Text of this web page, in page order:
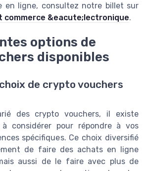
en ligne, consultez notre billet sur
commerce &eacute;lectronique.
options de
disponibles
de crypto vouchers
des crypto vouchers, il existe
à considérer pour répondre à vos
spécifiques. Ce choix diversifié
de faire des achats en ligne
aussi de le faire avec plus de